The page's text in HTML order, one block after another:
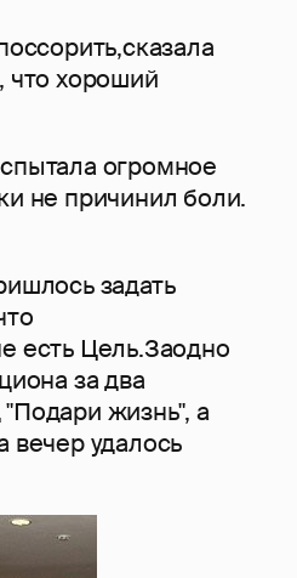
что хороший
огромное
не причинил боли.
задать
есть Цель.Заодно
за два
жизнь", а
вечер удалось